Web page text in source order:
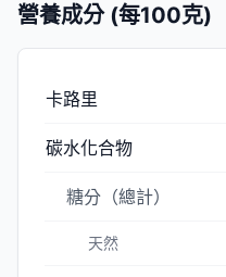
營養成分 (每100克)
卡路里
碳水化合物
糖分（總計）
天然